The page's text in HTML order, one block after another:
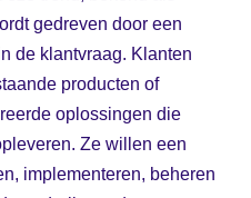
gedreven door een
de klantvraag. Klanten
producten of
oplossingen die
Ze willen een
implementeren, beheren